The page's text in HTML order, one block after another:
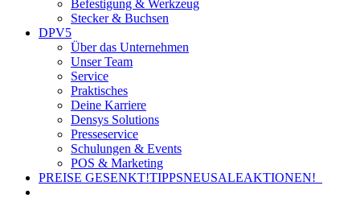
Befestigung & Werkzeug
Stecker & Buchsen
DPV5
Über das Unternehmen
Unser Team
Service
Praktisches
Deine Karriere
Densys Solutions
Presseservice
Schulungen & Events
POS & Marketing
PREISE GESENKT!TIPPSNEUSALEAKTIONEN!